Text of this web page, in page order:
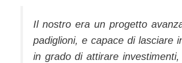
Il nostro era un progetto
padiglioni, e capace di lasciare
in grado di attirare